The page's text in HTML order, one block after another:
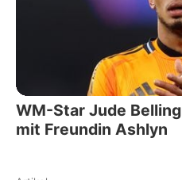
WM-Star Jude
mit Freundin Ashlyn